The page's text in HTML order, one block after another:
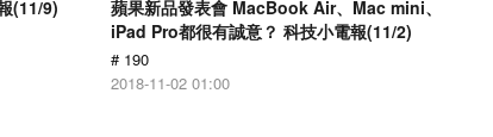
(11/9)
蘋果新品發表會 MacBook Air、Mac mini、
iPad Pro都很有誠意？ 科技小電報(11/2)
# 190
2018-11-02 01:00